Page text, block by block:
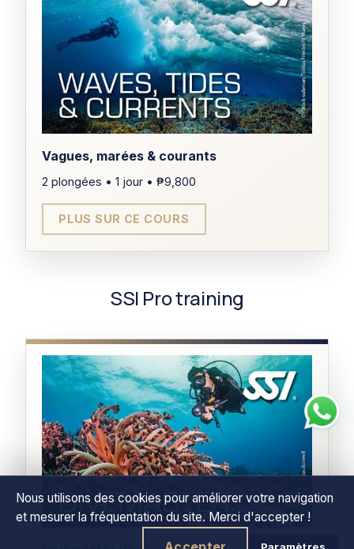
Visibility
TARIF
₱10,500
DURÉE
1 jour
ÂGE MINIMUM
10 ans
PRÉREQUIS
Open Water Diver
Spécialité Navigation
TARIF
₱9,800
Vagues, marées & courants
2 plongées • 1 jour • ₱9,800
DURÉE
1 jour
PLUS SUR CE COURS
SSI Pro training
Nous utilisons des cookies pour améliorer votre navigation
et mesurer la fréquentation du site. Merci d'accepter !